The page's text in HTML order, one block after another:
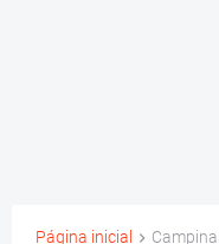
Página inicial